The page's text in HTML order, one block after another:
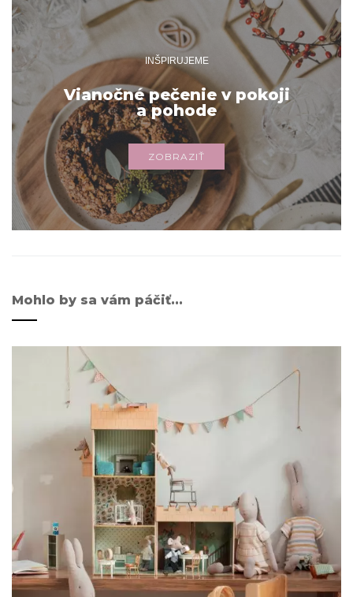
INŠPIRUJEME
Vianočné pečenie v pokoji
a pohode
ZOBRAZIŤ
Mohlo by sa vám páčiť...